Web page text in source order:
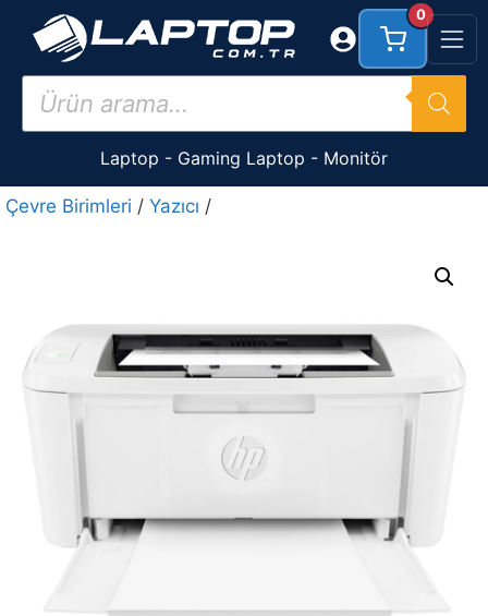
İçeriğe
Products
search
Laptop - Gaming Laptop - Monitör
0
Çevre Birimleri / Yazıcı /